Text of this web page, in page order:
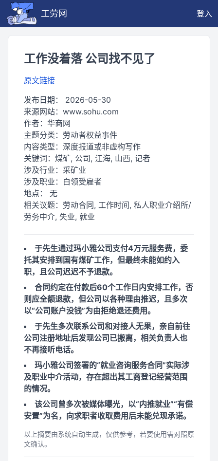
工劳网 登入
工作没着落 公司找不见了
原文链接
发布日期： 2026-05-30
来源网站： www.sohu.com
作者： 华商网
主题分类： 劳动者权益事件
内容类型： 深度报道或非虚构写作
关键词： 煤矿, 公司, 江海, 山西, 记者
涉及行业： 采矿业
涉及职业： 白领受雇者
地点： 无
相关议题： 劳动合同, 工作时间, 私人职业介绍所/
劳务中介, 失业, 就业
于先生通过玛小雅公司支付4万元服务费，委
托其安排到国有煤矿工作，但最终未能如约入
职，且公司迟迟不予退款。
合同约定在付款后60个工作日内安排工作，否
则应全额退款，但公司以各种理由推迟，且多次
以“公司账户没钱”为由拒绝退还费用。
于先生多次联系公司和对接人无果，亲自前往
公司注册地址后发现公司已搬离，相关负责人也
不再接听电话。
玛小雅公司签署的“就业咨询服务合同”实际涉
及职业中介活动，存在超出其工商登记经营范围
的情况。
该公司曾多次被媒体曝光，以“内推就业”“有偿
安置”为名，向求职者收取费用后未能兑现承诺。
以上摘要由系统自动生成，仅供参考，若要使用需对照原
文确认。